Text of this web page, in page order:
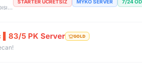
🚀 Sıkıcı sunuculara veda etme zamanı geldi! ⭐ Parlayan yıldız: FelixMyko! 💰 Sürekli kazandıran yapısı, bitmek bilmeyen Farm ve PK heyecanıyla eski MyKO ruhunu yeniden yaşamaya hazır ol! 📅 Açılış: 21 Ağustos Cuma – 🕙 22:00 🌐 Adres: FelixMyko.com 🎁 2.000 TL bakiye değerinde Starter Paket HEDİYE! 🔑 Starter Paket Kodu: 99998888777766665555 🌐 Panel: https://www.felixmyko.com 👉 Discord: http://discord.gg/MYACS 🟢 WhatsApp: https://wp.felixmyko.com ⚔️ Eski günlerin efsane savaşlarını, dostluk
STARTER ÜCRETSIZ MYKO SERVER 7/24
▌83/5 PK Server GOLD